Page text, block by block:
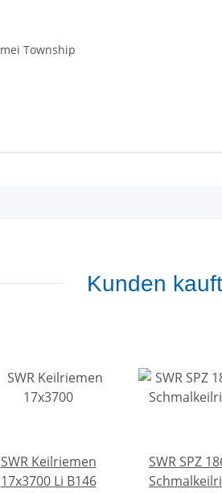
Township
Kunden
SWR Keilriemen
17x3700 Li B146
SWR SPZ